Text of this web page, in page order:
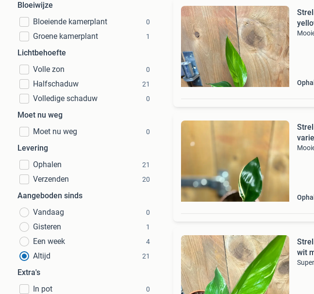
Bloeiwijze
Bloeiende kamerplant
0
Groene kamerplant 1
Lichtbehoefte
Volle zon
0
Halfschaduw 21
Volledige schaduw 0
Moet nu weg
Moet nu weg
0
Levering
Ophalen
21
Verzenden 20
Aangeboden sinds
Vandaag
0
Gisteren 1
Een week 4
Altijd 21
Extra's
In pot
0
wit